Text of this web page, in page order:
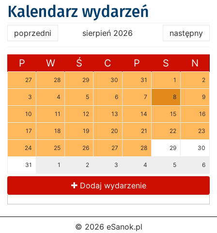
Kalendarz wydarzeń
poprzedni sierpień 2026 następny
P W Ś C P S N
27 28 29 30 31 1 2
3 4 5 6 7 8 9
10 11 12 13 14 15 16
17 18 19 20 21 22 23
24 25 26 27 28 29 30
31 1 2 3 4 5 6
Dodaj wydarzenie
© 2026 eSanok.pl